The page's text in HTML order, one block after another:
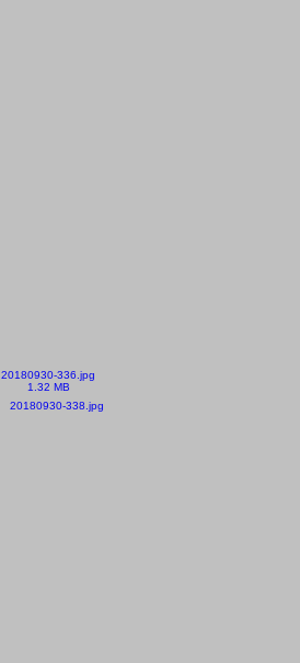
20180930-336.jpg
1.32 MB